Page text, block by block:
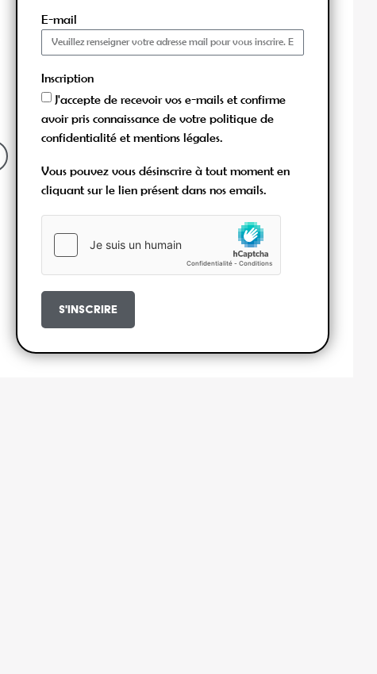
E-mail
Inscription
J'accepte de recevoir vos e-mails et confirme
avoir pris connaissance de votre politique de
confidentialité et mentions légales.
Vous pouvez vous désinscrire à tout moment en
cliquant sur le lien présent dans nos emails.
S'inscrire